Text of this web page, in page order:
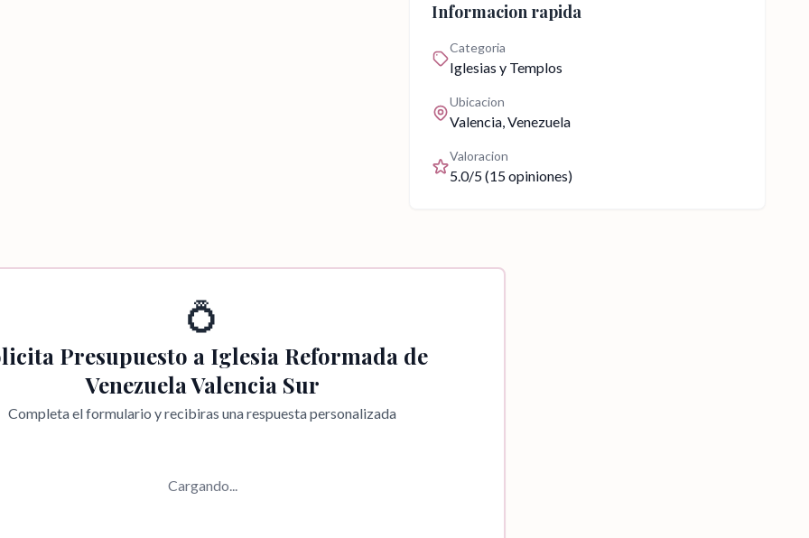
Informacion rapida
Categoria
Iglesias y Templos
Ubicacion
Valencia, Venezuela
Valoracion
5.0/5 (15opiniones)
💍
Presupuesto a Iglesia Reformada de
Venezuela Valencia Sur
Completa el formulario y recibiras una respuesta personalizada
Cargando...